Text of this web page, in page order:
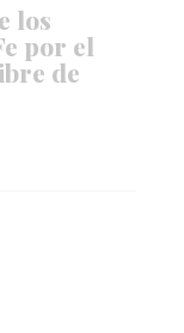
los
por el
de